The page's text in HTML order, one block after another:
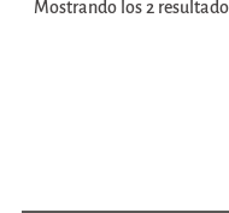
Mostrando los 2